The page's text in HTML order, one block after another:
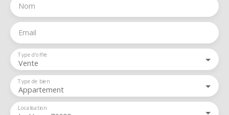
Nom
Email
Vente
Type d'offre
Appartement
Type de bien
Localisation